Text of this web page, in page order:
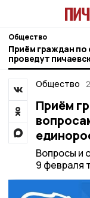
Общество
Приём граждан
проведут
Общество
Приём
Вопросы и
9 февраля